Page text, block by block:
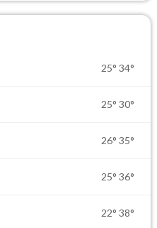
25° 34°
25° 30°
26° 35°
25° 36°
22° 38°